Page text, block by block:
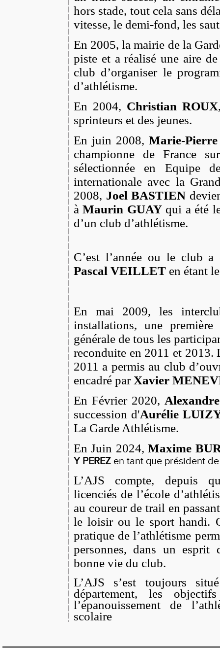
hors stade, tout cela sans
vitesse, le demi-fond, les
En 2005, la mairie de la
piste et a réalisé une aire
club d’organiser le
d’athlétisme.
En 2004, Christian ROUX
sprinteurs et des jeunes.
En juin 2008,Marie-
championne de France
sélectionnée en Equipe
internationale avec la
2008, Joel BASTIEN
àMaurin GUAYqui a été
d’un club
C’est l’année ou le club
Pascal VEILLET en étant
En mai 2009, les
installations, une
générale de tous les
reconduite en 2011 et 2013.
2011 a permis au club
encadré par Xavier
En Février 2020,
succession d'Aurélie
La Garde Athlétisme.
En Juin 2024,Maxime
Y PEREZ en tant que président
L’AJS compte, depuis
licenciés de l’école
au coureur de trail en
le loisir ou le sport handi.
pratique de l’athlétisme
personnes, dans un esprit
bonne vie du club.
L’AJS s’est toujours
département, les
l’épanouissement de
scolaire